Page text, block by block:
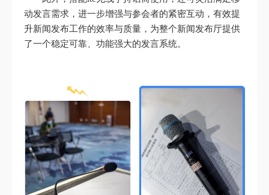
动发言需求，进一步增强与参会者的紧密互动，有效提
升新闻发布工作的效率与质量，为整个新闻发布厅提供
了一个稳定可靠、功能强大的发言系统。